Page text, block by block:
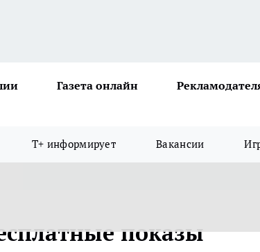
Газета онлайн
Т+ информирует Вакансии
показы